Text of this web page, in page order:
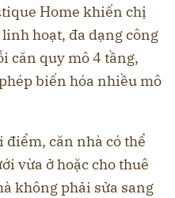
Home khiến chị
hoạt, đa dạng công
căn quy mô 4 tầng,
biến hóa nhiều mô
căn nhà có thể
vừa ở hoặc cho thuê
không phải sửa sang